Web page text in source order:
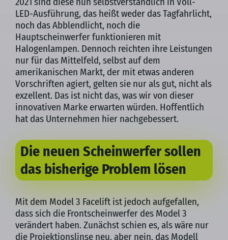
LED-Ausführung, das heißt weder das Tagfahrlicht,
noch das Abblendlicht, noch die
Hauptscheinwerfer funktionieren mit
Halogenlampen. Dennoch reichten ihre Leistungen
nur für das Mittelfeld, selbst auf dem
amerikanischen Markt, der mit etwas anderen
Vorschriften agiert, gelten sie nur als gut, nicht als
exzellent. Das ist nicht das, was wir von dieser
innovativen Marke erwarten würden. Hoffentlich
hat das Unternehmen hier nachgebessert.
Die neuen Scheinwerfer sollen
das bisherige Problem lösen
Mit dem Model 3 Facelift ist jedoch aufgefallen,
dass sich die Frontscheinwerfer des Model 3
verändert haben. Zunächst schien es, als wäre nur
die Projektionslinse neu, aber nein, das Modell